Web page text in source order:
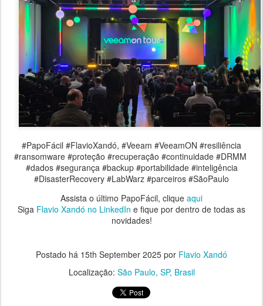
#PapoFácil #FlavioXandó, #Veeam #VeeamON #resiliência
#ransomware #proteção #recuperação #continuidade #DRMM
#dados #segurança #backup #portabilidade #inteligência
#DisasterRecovery #LabWarz #parceiros #SãoPaulo
Assista o último PapoFácil, clique aqui
Siga Flavio Xandó no LinkedIn e fique por dentro de todas as
novidades!
Postado há 15th September 2025 por Flavio Xandó
Localização: São Paulo, SP, Brasil